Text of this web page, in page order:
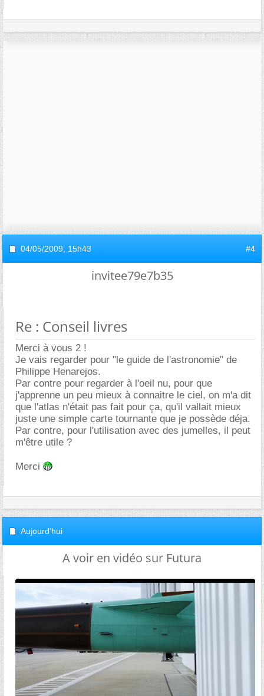
04/05/2009, 15h43 #4
invitee79e7b35
Re : Conseil livres
Merci à vous 2 !
Je vais regarder pour "le guide de l'astronomie" de
Philippe Henarejos.
Par contre pour regarder à l'oeil nu, pour que
j'apprenne un peu mieux à connaitre le ciel, on m'a dit
que l'atlas n'était pas fait pour ça, qu'il vallait mieux
juste une simple carte tournante que je possède déja.
Par contre, pour l'utilisation avec des jumelles, il peut
m'être utile ?
Merci
Aujourd'hui
A voir en vidéo sur Futura